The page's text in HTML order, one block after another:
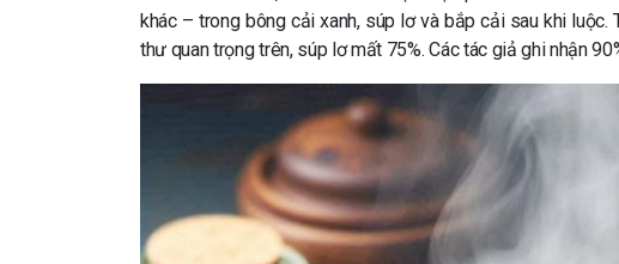
khác – trong bông cải xanh, súp lơ và bắp cải sau khi
thư quan trọng trên, súp lơ mất 75%. Các tác giả ghi nhận